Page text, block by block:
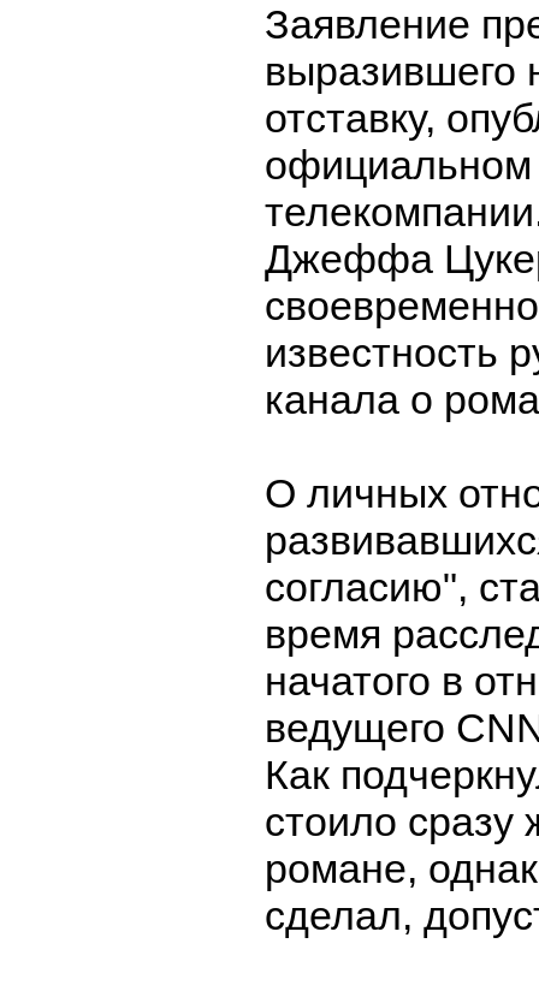
Заявление
выразившего
отставку,
официальном
Джеффа
известность
канала о
О личных
согласию",
время
начатого в
ведущего
Как
стоило сразу
романе,
сделал,